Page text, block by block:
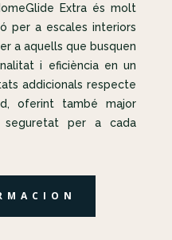
Extra és molt
per a escales interiors
a aquells que busquen
i eficiència en un
addicionals respecte
oferint també major
seguretat per a cada